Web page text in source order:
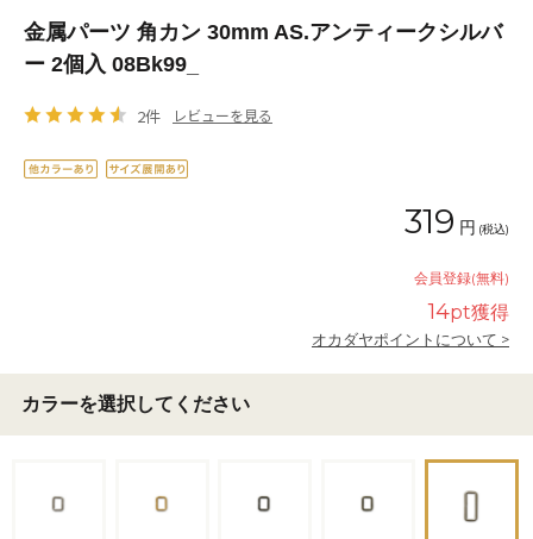
金属パーツ 角カン 30mm AS.アンティークシルバ
ー 2個入 08Bk99_
2件 レビューを見る
319 円 (税込)
会員登録(無料)
14pt獲得
オカダヤポイントについて >
カラーを選択してください